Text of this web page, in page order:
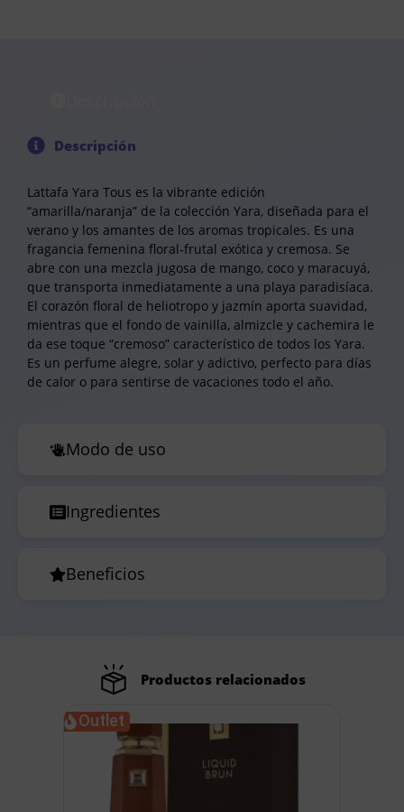
Modo de uso
Ingredientes
Beneficios
Descripción
Lattafa Yara Tous es la vibrante edición
“amarilla/naranja” de la colección Yara, diseñada para el
verano y los amantes de los aromas tropicales. Es una
fragancia femenina floral-frutal exótica y cremosa. Se
abre con una mezcla jugosa de mango, coco y maracuyá,
que transporta inmediatamente a una playa paradisíaca.
El corazón floral de heliotropo y jazmín aporta suavidad,
mientras que el fondo de vainilla, almizcle y cachemira le
da ese toque “cremoso” característico de todos los Yara.
Es un perfume alegre, solar y adictivo, perfecto para días
de calor o para sentirse de vacaciones todo el año.
Productos relacionados
Outlet